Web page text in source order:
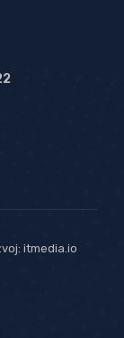
itmedia.io